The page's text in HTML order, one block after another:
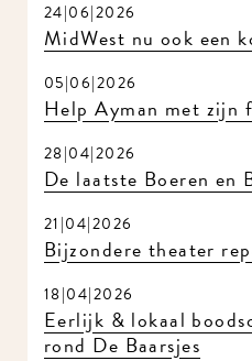
24|06|2026
MidWest nu ook een
05|06|2026
Help Ayman met zijn
28|04|2026
De laatste Boeren en
21|04|2026
Bijzondere theater
18|04|2026
Eerlijk & lokaal
rond De Baarsjes